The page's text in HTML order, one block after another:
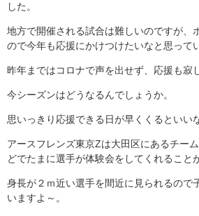
した。
地方で開催される試合は難しいのですが、
ので今年も応援にかけつけたいなと思って
昨年まではコロナで声を出せず、応援も寂
今シーズンはどうなるんでしょうか。
思いっきり応援できる日が早くくるといい
アースフレンズ東京Zは大田区にあるチー
どでたまに選手が体験会をしてくれること
身長が２ｍ近い選手を間近に見られるので
いますよ～。